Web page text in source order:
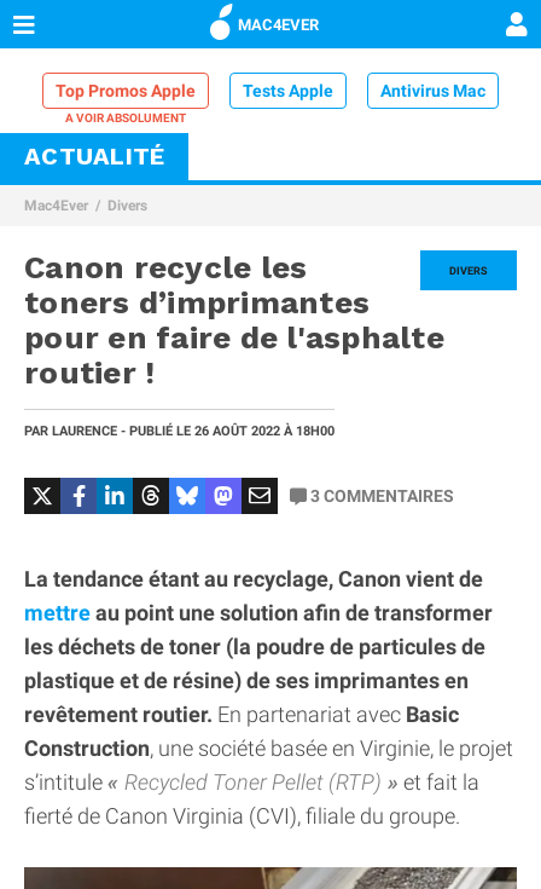
MAC4EVER
Top Promos Apple Tests Apple Antivirus Mac
VPN Mac
Comparatif iPhone
ACTUALITÉ
Mac4Ever Divers
DIVERS
Canon recycle les
toners d’imprimantes
pour en faire de l'asphalte
routier !
PAR LAURENCE - PUBLIÉ LE 26 AOÛT 2022 À 18H00
3COMMENTAIRES
La tendance étant au recyclage, Canon vient de
mettreau point une solution afin de transformer
les déchets de toner (la poudre de particules de
plastique et de résine) de ses imprimantes en
revêtement routier. En partenariat avec Basic
Construction, une société basée en Virginie, le projet
s’intitule
Recycled Toner Pellet (RTP)
et fait la
fierté de Canon Virginia (CVI), filiale du groupe.